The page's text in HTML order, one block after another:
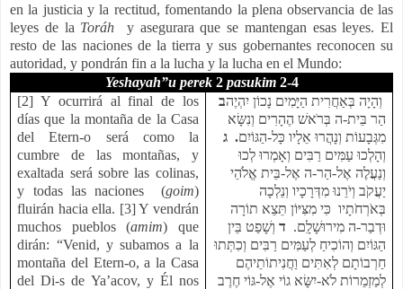
en la justicia y la rectitud, fomentando la plena observancia de las
leyes de la Toráh y asegurara que se mantengan esas leyes. El
resto de las naciones de la tierra y sus gobernantes reconocen su
autoridad, y pondrán fin a la lucha y la lucha en el Mundo:
Yeshayah”u perek2 pasukim2-4
[2] Y ocurrirá al final de los
días que la montaña de la Casa
del Etern-o será como la
cumbre de las montañas, y
exaltada será sobre las colinas,
y todas las naciones (goim)
fluirán hacia ella. [3] Y vendrán
muchos pueblos (amim) que
dirán: “Venid, y subamos a la
montaña del Etern-o, a la Casa
del Di-s de Ya’acov, y Él nos
בוְהָיָה בְּאַחֲרִית הַיָּמִים נָכוֹן יִהְיֶה
הַר בֵּית-ה בְּרֹאשׁ הֶהָרִים וְנִשָּׂא
מִגְּבָעוֹת וְנָהֲרוּ אֵלָיו כָּל-הַגּוֹיִם. ג
וְהָלְכוּ עַמִּים רַבִּים וְאָמְרוּ לְכוּ
וְנַעֲלֶה אֶל-הַר-ה אֶל-בֵּית אֱלֹהֵי
יַעֲקֹב וְיֹרֵנוּ מִדְּרָכָיו וְנֵלְכָה
בְּאֹרְחֹתָיו כִּי מִצִּיּוֹן תֵּצֵא תוֹרָה
וּדְבַר-ה מִירוּשָׁלִָם. ד וְשָׁפַט בֵּין
הַגּוֹיִם וְהוֹכִיחַ לְעַמִּים רַבִּים וְכִתְּתוּ
חַרְבוֹתָם לְאִתִּים וַחֲנִיתוֹתֵיהֶם
לְמַזְמֵרוֹת לֹא-יִשָּׂא גוֹי אֶל-גּוֹי חֶרֶב